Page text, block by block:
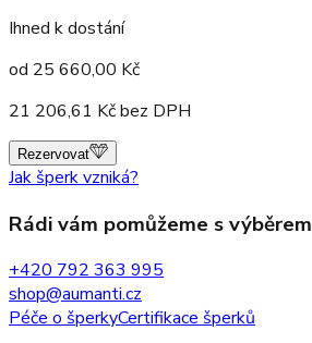
Ihned k dostání
od 25 660,00 Kč
21 206,61 Kč bez DPH
Rezervovat
Jak šperk vzniká?
Rádi vám pomůžeme s výběrem
+420 792 363 995
shop@aumanti.cz
Péče o šperkyCertifikace šperků